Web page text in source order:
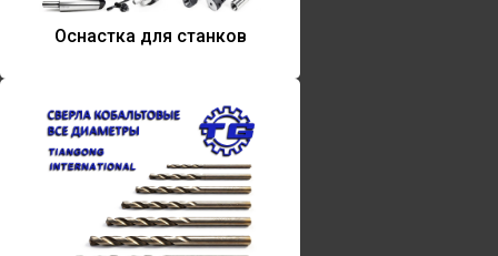
Оснастка для станков